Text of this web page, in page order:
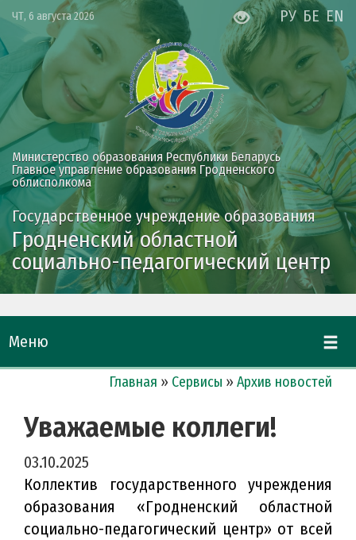
ЧТ, 6 августа 2026 РУ БЕ EN
Министерство образования Республики Беларусь
Главное управление образования Гродненского
облисполкома
Государственное учреждение образования
Гродненский областной
социально-педагогический центр
Меню
Главная » Сервисы » Архив новостей
Уважаемые коллеги!
03.10.2025
Коллектив государственного учреждения
образования «Гродненский областной
социально-педагогический центр» от всей